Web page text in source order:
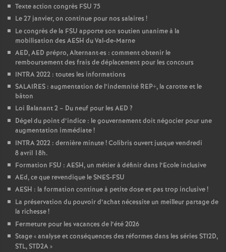
Texte action congrès FSU 75
Le 27 janvier, on continue pour nos salaires !
Le congrès de la FSU apporte son soutien unanime à la
mobilisation des AESH du Val-de-Marne
AED, AED prépro, Alternant·es : comment obtenir le
remboursement des frais de déplacement pour les concours
INTRA 2022 : toutes les informations
SALAIRES : augmentation de l’indemnité REP+, la carotte et le
bâton
Loi Balanant 2 – Du neuf pour les AED ?
Dégel du point d’indice : le gouvernement doit négocier pour une
augmentation immédiate!
INTRA 2022 : dernière minute! Colibris ouvert jusque vendredi
8 avril 18h.
Formation FSU : AESH, un métier à définir dans l’Ecole inclusive
AEd, ce que revendique le SNES-FSU
AESH : la formation continue à petite dose et pas trop inclusive!
La préservation du pouvoir d’achat nécessite un meilleur partage de
la richesse!
Fermeture pour les vacances de l’été 2026
Stage «analyse et conséquences des réformes dans les séries STI2D,
STL, STD2A»